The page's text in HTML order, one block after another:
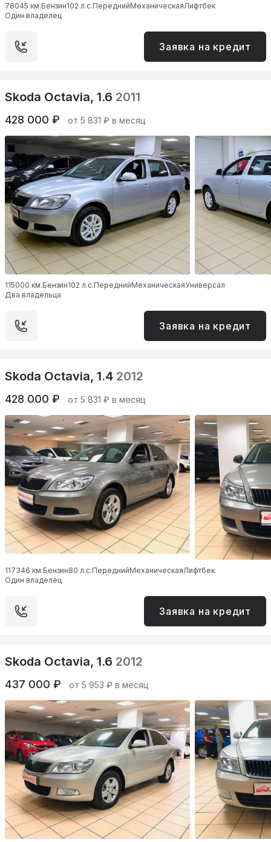
78045 км.Бензин102 л.с.ПереднийМеханическаяЛифтбек
Один владелец
Заявка на кредит
Skoda Octavia, 1.6 2011
428 000 ₽ от 5 831 ₽ в месяц
115000 км.Бензин102 л.с.ПереднийМеханическаяУниверсал
Два владельца
Заявка на кредит
Skoda Octavia, 1.4 2012
428 000 ₽ от 5 831 ₽ в месяц
117346 км.Бензин80 л.с.ПереднийМеханическаяЛифтбек
Один владелец
Заявка на кредит
Skoda Octavia, 1.6 2012
437 000 ₽ от 5 953 ₽ в месяц